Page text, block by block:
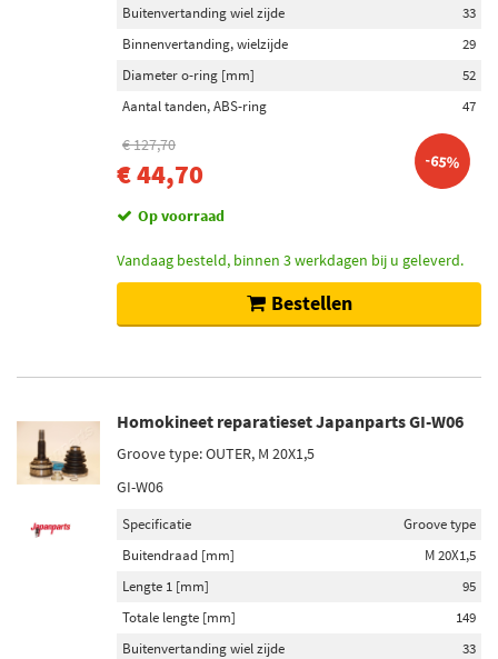
Buitenvertanding wiel zijde
33
Binnenvertanding, wielzijde
29
Diameter o-ring [mm]
52
Aantal tanden, ABS-ring
47
€ 127,70
€ 44,70 -65%
Op voorraad
Vandaag besteld, binnen 3 werkdagen bij u geleverd.
Bestellen
Homokineet reparatieset Japanparts GI-W06
Groove type: OUTER, M 20X1,5
GI-W06
Specificatie
Groove type
Buitendraad [mm]
M 20X1,5
Lengte 1 [mm]
95
Totale lengte [mm]
149
Buitenvertanding wiel zijde
33